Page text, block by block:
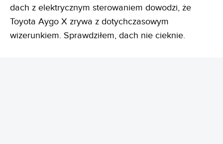
dach z elektrycznym sterowaniem dowodzi, że
Toyota Aygo X zrywa z dotychczasowym
wizerunkiem. Sprawdziłem, dach nie cieknie.